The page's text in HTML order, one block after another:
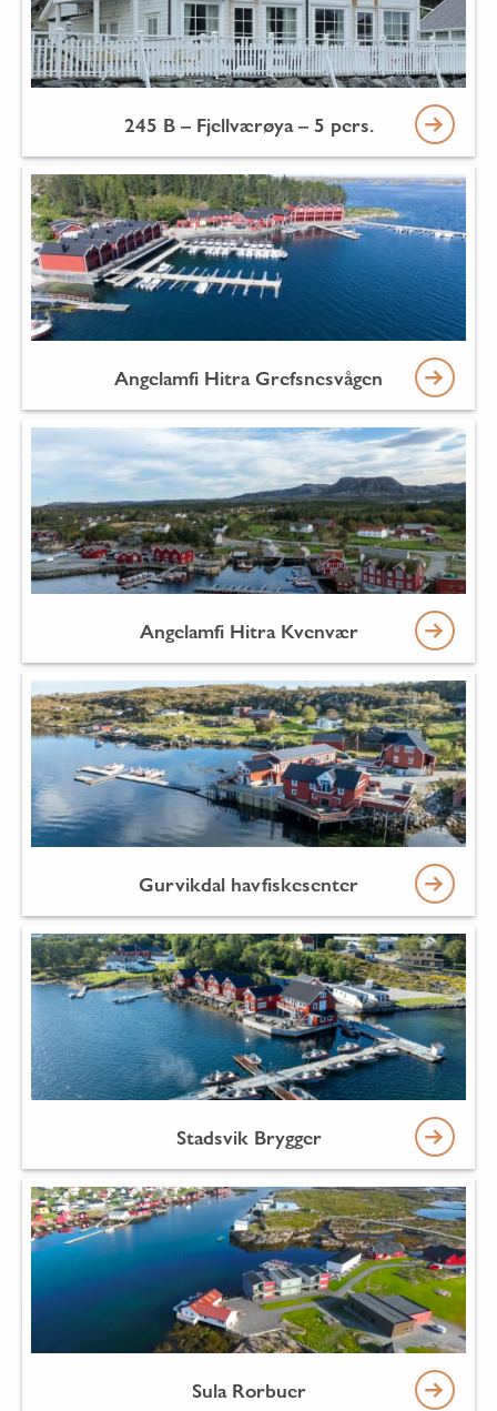
245 B – Fjellværøya – 5 pers.
Angelamfi Hitra Grefsnesvågen
Angelamfi Hitra Kvenvær
Gurvikdal havfiskesenter
Stadsvik Brygger
Sula Rorbuer